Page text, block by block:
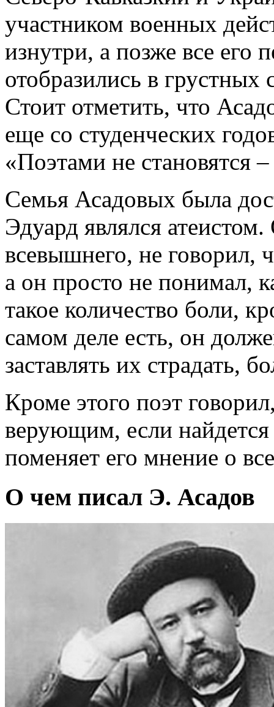
участником военных
изнутри, а позже все его
отобразились в
Стоит отметить, что
еще со студенческих
«Поэтами не становятся
Семья Асадовых была
Эдуард являлся
всевышнего, не говорил,
а он просто не понимал,
такое количество боли,
самом деле есть, он
заставлять их страдать,
Кроме этого поэт
верующим, если
поменяет его мнение о
О чем писал Э. Асадов